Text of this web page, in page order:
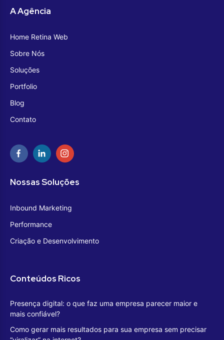
A Agência
Home Retina Web
Sobre Nós
Soluções
Portfolio
Blog
Contato
Nossas Soluções
Inbound Marketing
Performance
Criação e Desenvolvimento
Conteúdos Ricos
Presença digital: o que faz uma empresa parecer maior e
mais confiável?
Como gerar mais resultados para sua empresa sem precisar